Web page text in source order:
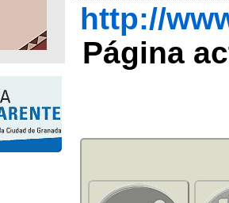
http://
Página